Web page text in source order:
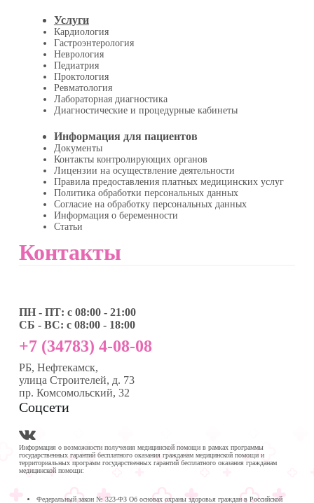
Услуги
Кардиология
Гастроэнтерология
Неврология
Педиатрия
Проктология
Ревматология
Лабораторная диагностика
Диагностические и процедурные кабинеты
Информация для пациентов
Документы
Контакты контролирующих органов
Лицензии на осуществление деятельности
Правила предоставления платных медицинских услуг
Политика обработки персональных данных
Согласие на обработку персональных данных
Информация о беременности
Статьи
Контакты
ПН - ПТ: с 08:00 - 21:00
СБ - ВС: с 08:00 - 18:00
+7 (34783) 4-08-08
РБ, Нефтекамск,
улица Строителей, д. 73
пр. Комсомольский, 32
Соцсети
Информация о возможности получения медицинской помощи в рамках программы
государственных гарантий бесплатного оказания гражданам медицинской помощи и
территориальных программ государственных гарантий бесплатного оказания гражданам
медицинской помощи:
Федеральный закон № 323-ФЗ Об основах охраны здоровья граждан в Российской